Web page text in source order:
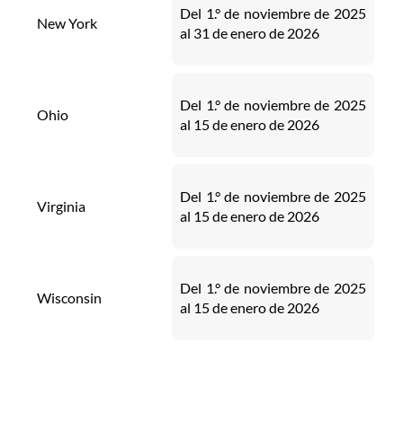
New York
Del 1.° de noviembre de 2025
al 31 de enero de 2026
Ohio
Del 1.° de noviembre de 2025
al 15 de enero de 2026
Virginia
Del 1.° de noviembre de 2025
al 15 de enero de 2026
Wisconsin
Del 1.° de noviembre de 2025
al 15 de enero de 2026